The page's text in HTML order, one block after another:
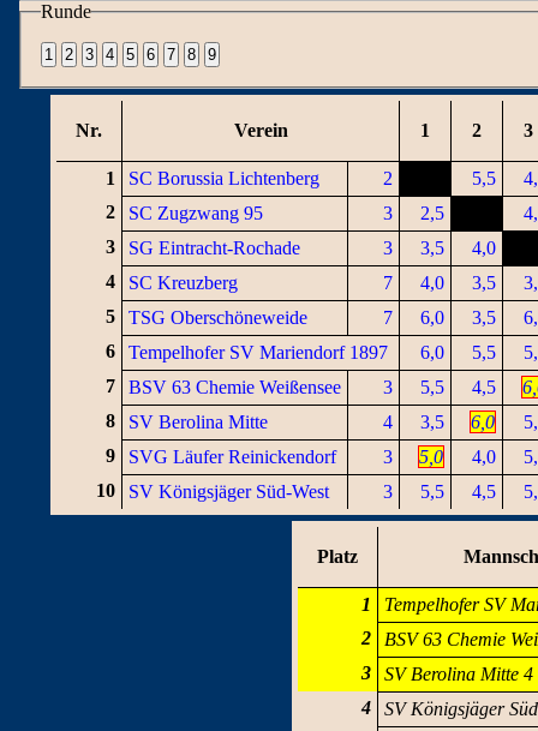
Runde
Nr. Verein 1 2 3
1 SC Borussia Lichtenberg 2 5,5
2
SC Zugzwang 95 3 2,5
3
SG Eintracht-Rochade 3 3,5
4,0
4
SC Kreuzberg 7 4,0 3,5
5
TSG Oberschöneweide 7 6,0 3,5
6
Tempelhofer SV Mariendorf 1897 6,0 5,5
7
BSV 63 Chemie Weißensee 3 5,5 4,5
8
SV Berolina Mitte 4 3,5 6,0
9
SVG Läufer Reinickendorf 3 5,0 4,0
10
SV Königsjäger Süd-West 3 5,5 4,5
Platz
1
Tempelhofer SV
2
BSV 63 Chemie
3
SV Berolina Mitte 4
4
SV Königsjäger